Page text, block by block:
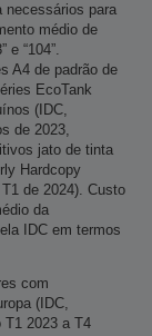
necessários para
médio de
e “104”.
A4 de padrão de
EcoTank
(IDC,
de 2023,
jato de tinta
Hardcopy
de 2024). Custo
da
IDC em termos
com
(IDC,
T1 2023 a T4